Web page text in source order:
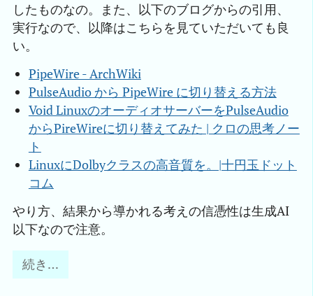
したものなの。また、以下のブログからの引用、
実行なので、以降はこちらを見ていただいても良
い。
PipeWire - ArchWiki
PulseAudio から PipeWire に切り替える方法
Void LinuxのオーディオサーバーをPulseAudio
からPireWireに切り替えてみた | クロの思考ノー
ト
LinuxにDolbyクラスの高音質を。|十円玉ドット
コム
やり方、結果から導かれる考えの信憑性は生成AI
以下なので注意。
続き…